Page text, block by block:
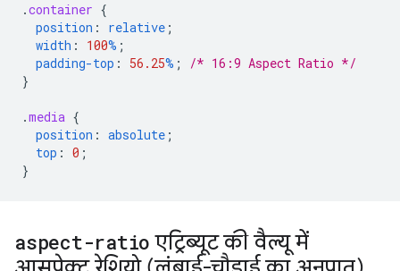
.container {
position : relative ;
width : 100% ;
padding-top : 56.25% ;
/* 16:9 Aspect Ratio */
}
.media {
position : absolute ;
top : 0 ;
}
aspect-ratio एट्रिब्यूट की वैल्यू में